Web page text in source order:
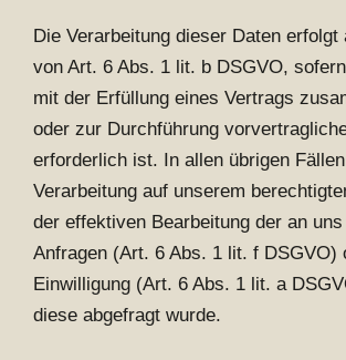
Die Verarbeitung dieser Daten erfolgt
von Art. 6 Abs. 1 lit. b DSGVO,
mit der Erfüllung eines Vertrags
oder zur Durchführung
erforderlich ist. In allen übrigen
Verarbeitung auf unserem
der effektiven Bearbeitung der an
Anfragen (Art. 6 Abs. 1 lit. f DSGVO)
Einwilligung (Art. 6 Abs. 1 lit. a
diese abgefragt wurde.